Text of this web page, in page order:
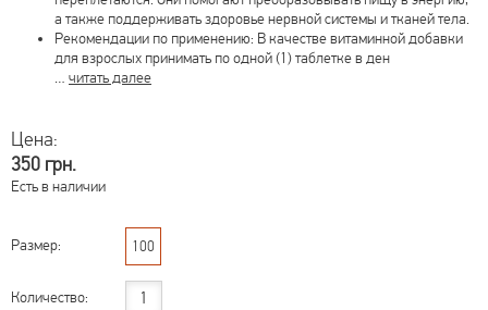
а также поддерживать здоровье нервной системы и тканей тела.
Рекомендации по применению: В качестве витаминной добавки
для взрослых принимать по одной (1) таблетке в ден
… читать далее
Цена:
350 грн.
Есть в наличии
Размер: 100
Количество: